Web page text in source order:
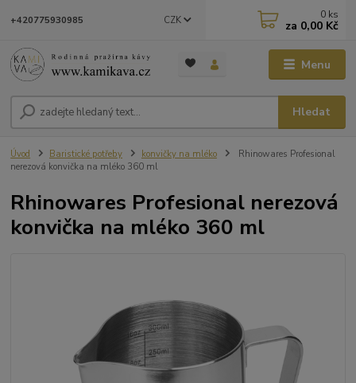
Menu
CZK
Hledat
+420775930985 0 ks
za 0,00 Kč
Úvod Baristické potřeby konvičky na mléko
Rhinowares Profesional
nerezová konvička na mléko 360 ml
Rhinowares Profesional nerezová
konvička na mléko 360 ml